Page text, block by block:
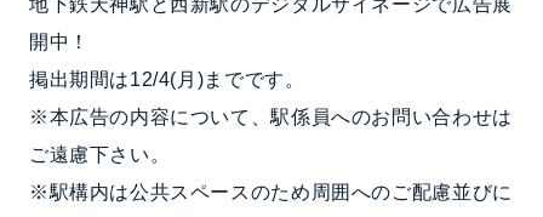
開中！
掲出期間は12/4(月)までです。
※本広告の内容について、駅係員へのお問い合わせは
ご遠慮下さい。
※駅構内は公共スペースのため周囲へのご配慮並びに